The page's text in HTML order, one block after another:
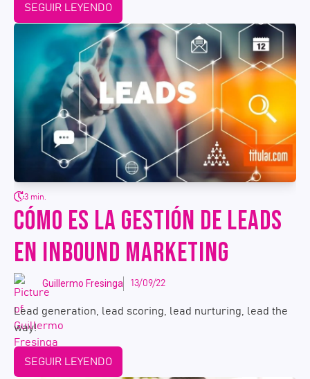
SEGUIR LEYENDO
3 min.
CÓMO ES LA GESTIÓN DE LEADS
EN INBOUND MARKETING
Guillermo Fresinga 13/09/22
Lead generation, lead scoring, lead nurturing, lead the
way!
SEGUIR LEYENDO